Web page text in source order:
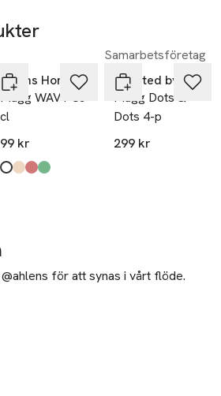
Åhléns Home
Mugg WAVY 35
cl
99 kr
Produkten finns i färgerna:
White,
Beige,
Red,
Green,
Samarbetsföretag
Created by Designtorget
Mugg Dots &
Dots 4-p
299 kr
för att synas i vårt flöde.